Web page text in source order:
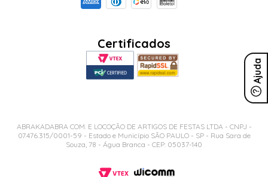
Ajuda
Certificados
ABRAKADABRA COM. E LOCOÇÃO DE ARTIGOS DE FESTAS LTDA - CNPJ -
07.476.315/0001-59 - Estado e Município SÃO PAULO - SP - Rua Sara de
Souza, 78 - Água Branca - CEP: 05037-140